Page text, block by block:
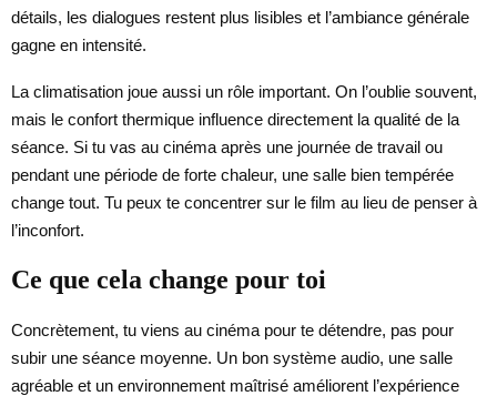
détails, les dialogues restent plus lisibles et l’ambiance générale
gagne en intensité.
La climatisation joue aussi un rôle important. On l’oublie souvent,
mais le confort thermique influence directement la qualité de la
séance. Si tu vas au cinéma après une journée de travail ou
pendant une période de forte chaleur, une salle bien tempérée
change tout. Tu peux te concentrer sur le film au lieu de penser à
l’inconfort.
Ce que cela change pour toi
Concrètement, tu viens au cinéma pour te détendre, pas pour
subir une séance moyenne. Un bon système audio, une salle
agréable et un environnement maîtrisé améliorent l’expérience